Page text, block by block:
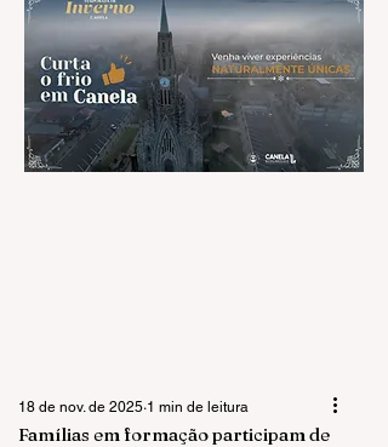
Famílias em formação participam de
18 de nov. de 2025 1 min de leitura